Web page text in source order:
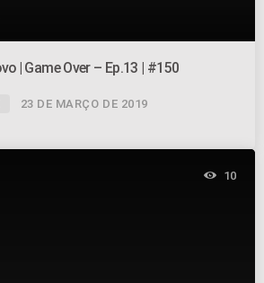
| Game Over – Ep.13 | #150
23 DE MARÇO DE 2019
10